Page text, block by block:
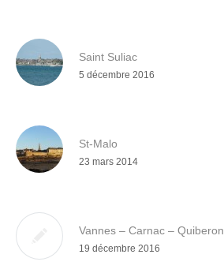
Saint Suliac
5 décembre 2016
St-Malo
23 mars 2014
Vannes – Carnac – Quiberon
19 décembre 2016